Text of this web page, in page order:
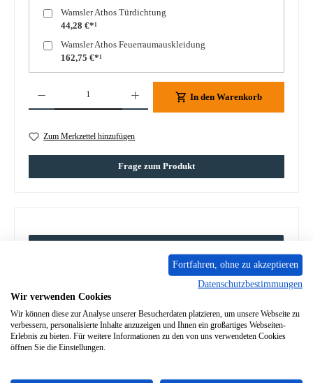
Wamsler Athos Türdichtung
44,28 €*¹
Wamsler Athos Feuerraumauskleidung
162,75 €*¹
In den Warenkorb
Zum Merkzettel hinzufügen
Frage zum Produkt
Original Sichtscheibe für den Kaminofen Wamsler Athos KF
108 Typ 10840 Wamsler Athos KF 108 Typ 10840
Sichtscheibe Eckdate…
Eigenschaften
Fortfahren, ohne zu akzeptieren
Datenschutzbestimmungen
Wir verwenden Cookies
Wir können diese zur Analyse unserer Besucherdaten platzieren, um unsere Webseite zu
verbessern, personalisierte Inhalte anzuzeigen und Ihnen ein großartiges Webseiten-
Erlebnis zu bieten. Für weitere Informationen zu den von uns verwendeten Cookies
öffnen Sie die Einstellungen.